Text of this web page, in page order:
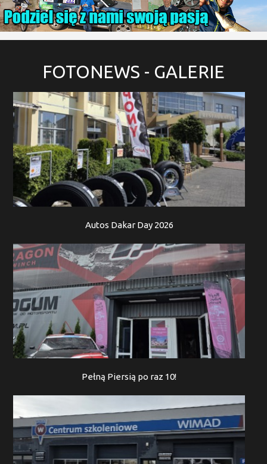
FOTONEWS - GALERIE
Autos Dakar Day 2026
Pełną Piersią po raz 10!